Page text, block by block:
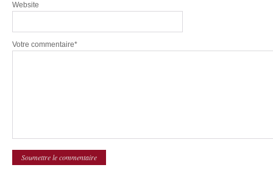
Website
Votre commentaire*